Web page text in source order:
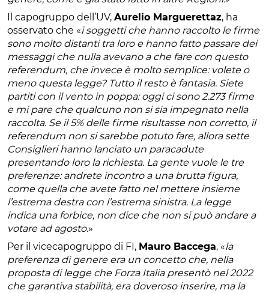
Il capogruppo dell’UV, Aurelio Marguerettaz, ha
osservato che «i soggetti che hanno raccolto le firme
sono molto distanti tra loro e hanno fatto passare dei
messaggi che nulla avevano a che fare con questo
referendum, che invece è molto semplice: volete o
meno questa legge? Tutto il resto è fantasia. Siete
partiti con il vento in poppa: oggi ci sono 2.273 firme
e mi pare che qualcuno non si sia impegnato nella
raccolta. Se il 5% delle firme risultasse non corretto, il
referendum non si sarebbe potuto fare, allora sette
Consiglieri hanno lanciato un paracadute
presentando loro la richiesta. La gente vuole le tre
preferenze: andrete incontro a una brutta figura,
come quella che avete fatto nel mettere insieme
l’estrema destra con l’estrema sinistra. La legge
indica una forbice, non dice che non si può andare a
votare ad agosto.»
Per il vicecapogruppo di FI, Mauro Baccega, «la
preferenza di genere era un concetto che, nella
proposta di legge che Forza Italia presentò nel 2022
che garantiva stabilità, era doveroso inserire, ma la